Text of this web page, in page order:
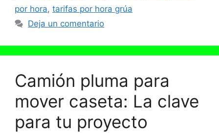
por hora, tarifas por hora grúa
Deja un comentario
Camión pluma para
mover caseta: La clave
para tu proyecto